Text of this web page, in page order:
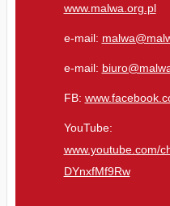
www.malwa.org.pl
e-mail:
e-mail:
FB:
YouTube:
www.youtube.com/
DYnxfMf9Rw